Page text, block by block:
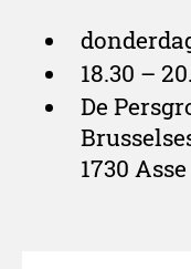
18.30 –
De
1730 Asse